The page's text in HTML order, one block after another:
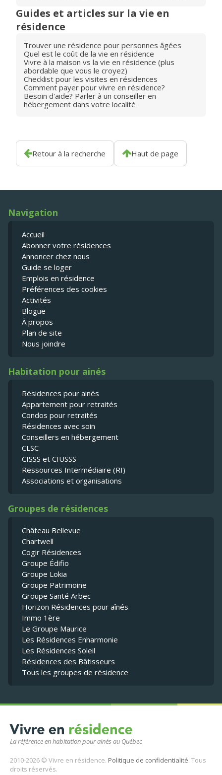
Guides et articles sur la vie en
résidence
Trouver une résidence pour personnes âgées
Quel est le coût de la vie en résidence
Vivre à la maison vs la vie en résidence (plus
abordable que vous le croyez)
Checklist pour les visites en résidences
Comment payer pour vivre en résidence?
Besoin d'aide? Parler à un conseiller en
hébergement dans votre localité
Retour à la recherche Haut de page
La référence en habitation pour ainés au Québec
2010-2026 © Vivre en résidence. Politique de confidentialité. Tous
droits réservés.
Navigation
Accueil
Abonner votre résidences
Annoncer chez nous
Guide se loger
Emplois en résidence
Préférences des cookies
Activités
Blogue
À propos
Plan de site
Nous joindre
Habitation pour ainés
Résidences pour ainés
Appartement pour retraités
Condos pour retraités
Résidences avec soin
Conseillers en hébergement
CLSC
CISSS et CIUSSS
Ressources Intermédiaire (RI)
Associations et organisations
Groupes de résidences
Château Bellevue
Chartwell
Cogir Résidences
Groupe Édifio
Groupe Lokia
Groupe Patrimoine
Groupe Santé Arbec
Horizon Résidences pour aînés
Immo 1ère
Le Groupe Maurice
Les Résidences Enharmonie
Les Résidences Soleil
Résidences des Bâtisseurs
Tous les groupes de résidence